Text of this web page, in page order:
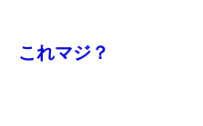
これマジ？